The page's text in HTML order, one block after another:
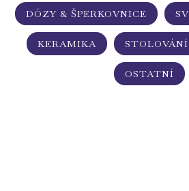
DÓZY & ŠPERKOVNICE
KERAMIKA STOLOVÁNÍ
OSTATNÍ